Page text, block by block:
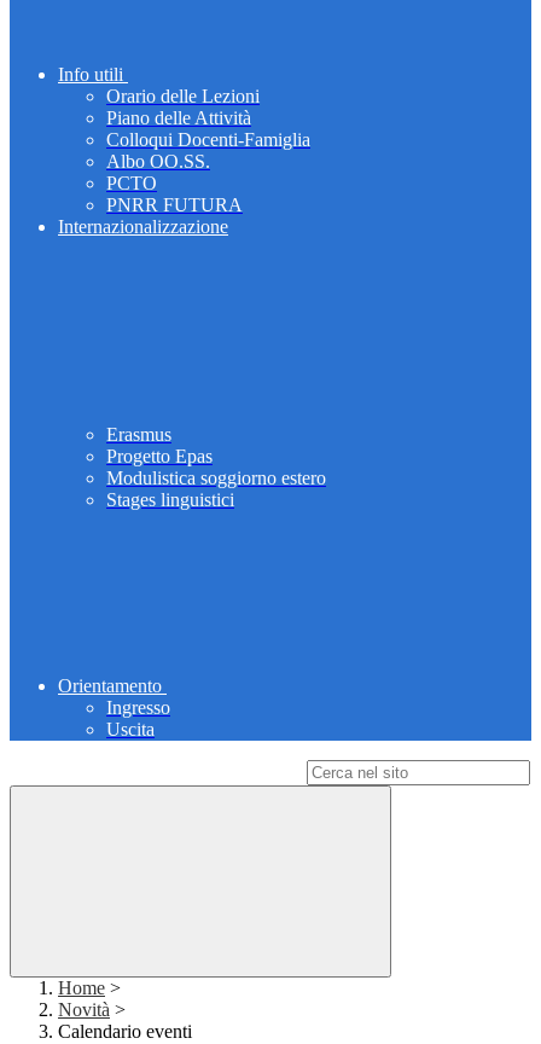
Info utili
Orario delle Lezioni
Piano delle Attività
Colloqui Docenti-Famiglia
Albo OO.SS.
PCTO
PNRR FUTURA
Internazionalizzazione
Erasmus
Progetto Epas
Modulistica soggiorno estero
Stages linguistici
Orientamento
Ingresso
Uscita
Home >
Novità >
Calendario eventi